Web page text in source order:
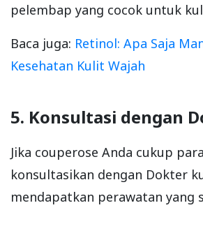
pelembap yang cocok untuk
Baca juga: Retinol: Apa Saja
Kesehatan Kulit Wajah
5. Konsultasi dengan
Jika couperose Anda cukup
konsultasikan dengan Dokter
mendapatkan perawatan yang